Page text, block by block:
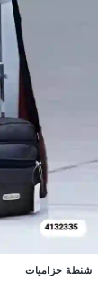
شنطة حزاميات